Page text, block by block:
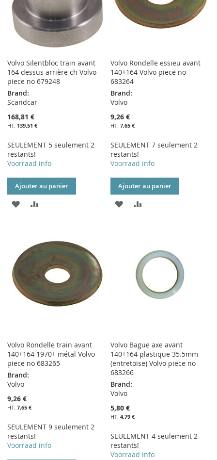
Volvo Silentbloc train avant
164 dessus arrière ch Volvo
piece no 679248
Brand:
Scandcar
168,81 €
139,51 €
SEULEMENT 5 seulement 2
restants!
Voorraad info
Ajouter au panier
AJOUTER
LISTE
D’ENVIE
Volvo Rondelle essieu avant
140+164 Volvo piece no
683264
Brand:
Volvo
9,26 €
7,65 €
SEULEMENT 7 seulement 2
restants!
Voorraad info
Ajouter au panier
AJOUTER
D’ENVIE
Volvo Rondelle train avant
140+164 1970+ métal Volvo
piece no 683265
Brand:
Volvo
9,26 €
7,65 €
SEULEMENT 9 seulement 2
restants!
Voorraad info
Volvo Bague axe avant
140+164 plastique 35.5mm
(entretoise) Volvo piece no
683266
Brand:
Volvo
5,80 €
4,79 €
SEULEMENT 4 seulement 2
restants!
Voorraad info